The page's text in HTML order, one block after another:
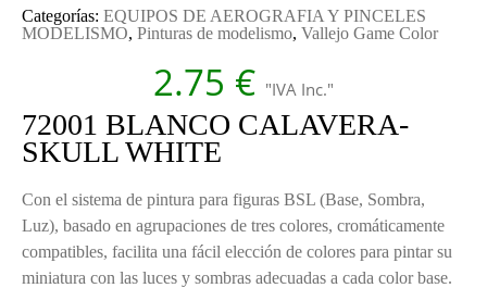
Categorías: EQUIPOS DE AEROGRAFIA Y PINCELES
MODELISMO, Pinturas de modelismo, Vallejo Game Color
2.75 € "IVA Inc."
72001 BLANCO CALAVERA-
SKULL WHITE
Con el sistema de pintura para figuras BSL (Base, Sombra,
Luz), basado en agrupaciones de tres colores, cromáticamente
compatibles, facilita una fácil elección de colores para pintar su
miniatura con las luces y sombras adecuadas a cada color base.